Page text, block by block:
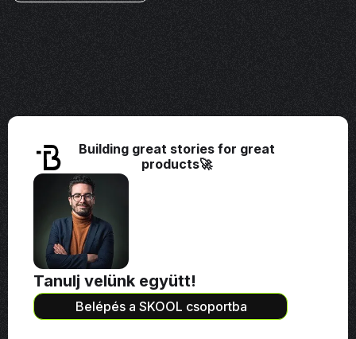
Building great stories for great
products🚀
Tanulj velünk együtt!
Belépés a SKOOL csoportba